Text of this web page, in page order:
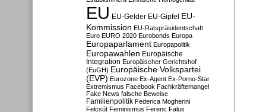
EU EU-Gelder EU-Gipfel EU-
Kommission EU-Ratspräsidentschaft
Euro EURO 2020 Eurobonds Europa
Europaparlament Europapolitik
Europawahlen Europäische
Integration Europäischer Gerichtshof
(EuGH) Europäische Volkspartei
(EVP) Eurozone Ex-Agent Ex-Porno-Star
Extremismus Facebook Fachkräftemangel
Fake News falsche Beweise
Familienpolitik Federica Mogherini
Felcsút Feminismus Ferenc Falus